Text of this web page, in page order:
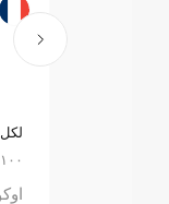
لكل
4.96 ١٠٠ جم